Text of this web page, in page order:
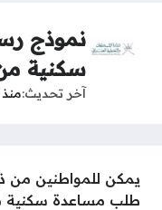
نموذج
سكنية
آخر تحديث منذ 11 شهرًا
يمكن للمواطنين من
طلب مساعدة سكنية